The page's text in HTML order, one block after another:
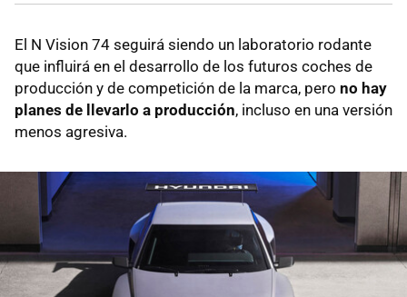
El N Vision 74 seguirá siendo un laboratorio rodante
que influirá en el desarrollo de los futuros coches de
producción y de competición de la marca, pero no hay
planes de llevarlo a producción, incluso en una versión
menos agresiva.